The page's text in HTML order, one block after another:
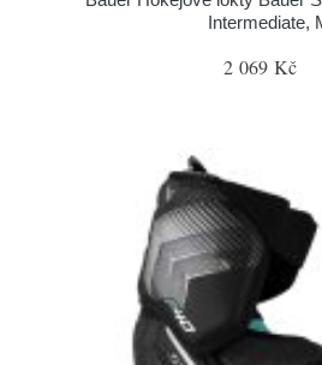
Intermediate,
2 069 Kč